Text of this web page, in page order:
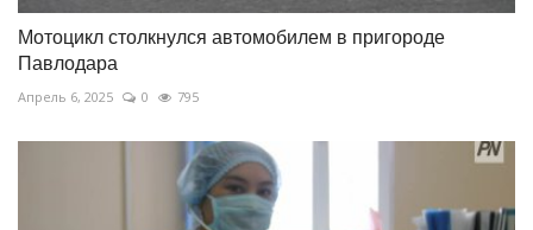
Мотоцикл столкнулся автомобилем в пригороде
Павлодара
Апрель 6, 2025 0 795